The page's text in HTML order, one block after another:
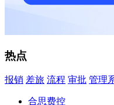
热点
报销 差旅 流程 审批 管理
合思费控